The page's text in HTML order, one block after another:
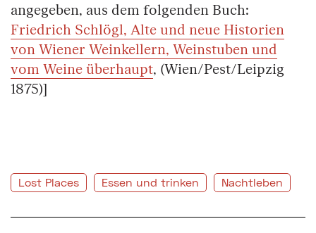
angegeben, aus dem folgenden Buch:
Friedrich Schlögl, Alte und neue Historien
von Wiener Weinkellern, Weinstuben und
vom Weine überhaupt, (Wien/Pest/Leipzig
1875)]
Lost Places Essen und trinken Nachtleben